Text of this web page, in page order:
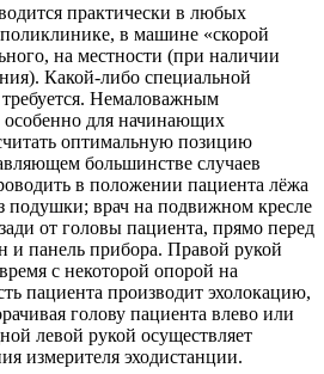
практически в любых
в машине «скорой
на местности (при наличии
Какой-либо специальной
Немаловажным
особенно для начинающих
оптимальную позицию
большинстве случаев
в положении пациента лёжа
подушки; врач на подвижном кресле
от головы пациента, прямо перед
и панель прибора. Правой рукой
с некоторой опорой на
пациента производит эхолокацию,
голову пациента влево или
левой рукой осуществляет
измерителя эходистанции.